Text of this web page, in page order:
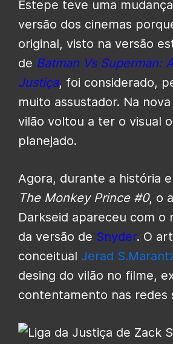
Estepe teve uma
versão dos cinemas
original, visto na versão
de Batman Vs Superman:
Justiça, foi considerado,
muito assustador. Na
vilão voltou a ter o visual
planejado.
Agora, durante a história
The Monkey Prince #0, o
Darkseid apareceu com o
da versão de Snyder. O
conceitual Jerad
desing do vilão no filme,
contentamento nas redes